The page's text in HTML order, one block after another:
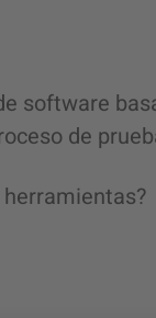
software
de